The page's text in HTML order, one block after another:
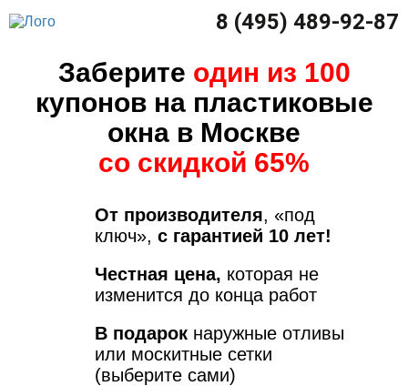
8 (495) 489-92-87
Заберите один из 100
купонов на пластиковые
окна в Москве
со скидкой 65%
От производителя, «под
ключ», с гарантией 10 лет!
Честная цена, которая не
изменится до конца работ
В подарок наружные отливы
или москитные сетки
(выберите сами)